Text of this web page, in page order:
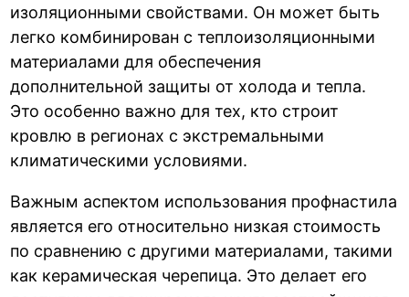
изоляционными свойствами. Он может быть
легко комбинирован с теплоизоляционными
материалами для обеспечения
дополнительной защиты от холода и тепла.
Это особенно важно для тех, кто строит
кровлю в регионах с экстремальными
климатическими условиями.
Важным аспектом использования профнастила
является его относительно низкая стоимость
по сравнению с другими материалами, такими
как керамическая черепица. Это делает его